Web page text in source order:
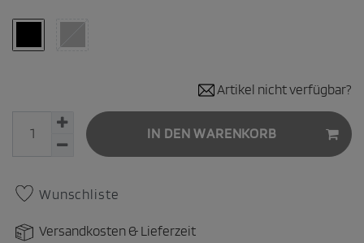
Artikel nicht verfügbar?
IN DEN WARENKORB
Wunschliste
Versandkosten & Lieferzeit